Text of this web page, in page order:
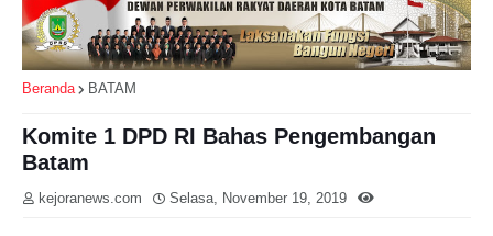
Beranda BATAM
Komite 1 DPD RI Bahas Pengembangan
Batam
kejoranews.com Selasa, November 19, 2019